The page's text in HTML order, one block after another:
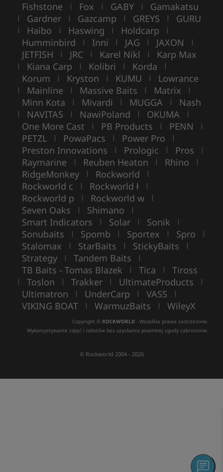
Fishstone | Fox | GABY | Gamakatsu
| Gardner | Gazcamp | GREYS | GURU
| Haibo | Haswing | Holdcarp |
Humminbird | Inni | JAG | JAXON |
JETFISH | JRC | Karel Nikl | Karp Max
| Kiana Carp | Kolibri | Korda |
Korum | Kryston | KUMU | Lowrance
| Mainline | Massive Baits | Matrix |
Minn Kota | Mivardi | MUGGA | Nash
| NAVITAS | NawiPoland | OKUMA |
One More Cast | PB Products | PENN |
PETZL | PowaPacs | Power Pro |
Preston Innovations | Prologic | Pros |
Raymarine | Reuben Heaton | Rhino |
RidgeMonkey | Rockworld |
Rockworld c | Rockworld ł |
Rockworld p | Rockworld w |
Seven Oaks | Shimano |
Smart Indicators | Solar | Sonik |
Sonubaits | Spomb | Sportex | Spro |
Stalomax | StarBaits | StickyBaits |
Strategy | Tandem Baits |
TB Baits - Tomas Blazek | Tica | Tiross
| Toslon | Trakker | UltimateProducts |
Ultimatron | UnderCarp | VASS |
VIKING BOAT | WarmuzBaits | WileyX
Copyright © ROCKWORLD - Wszelkie prawa zastrzeżone.
Wykorzystywanie zdjęć i tekstów bez uzyskania pisemnej zgody zabronione.
© Rockworld 2004 - 2026